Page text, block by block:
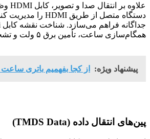
همگام‌سازی ساعت، تأمین برق ۵ ولت و تشخیص اتصال گرم (Hot Plug Detect) را بر عهده دارد.
پیشنهاد ویژه: از کجا بفهمیم باتری
پین‌های انتقال داده (TMDS Data)